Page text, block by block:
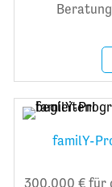
familY-
300.000 € für